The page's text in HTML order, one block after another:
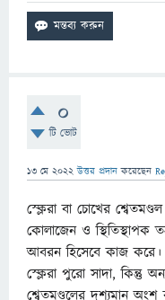
0
টি ভোট
13 মে 2022 উত্তর প্রদান করেছেন
স্ক্লেরা বা চোখের
কোলাজেন ও স্থিতিস্থাপক
আবরন হিসেবে কাজ করে।
স্ক্লেরা পুরো সাদা, কিন্তু
শ্বেতমণ্ডলের দৃশ্যমান